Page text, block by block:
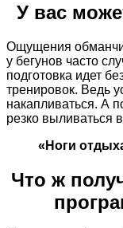
У вас
Ощущения
у бегунов часто
подготовка идет
тренировок. Ведь
накапливаться. А
резко выливаться
«Ноги
Что ж